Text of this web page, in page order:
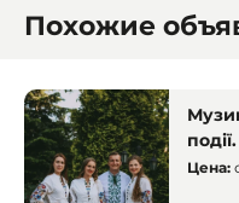
Похожие
Цена: